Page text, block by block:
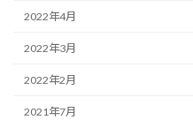
2022年4月
2022年3月
2022年2月
2021年7月